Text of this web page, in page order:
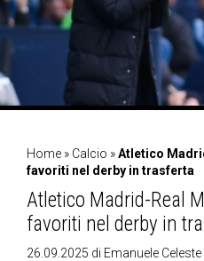
Home » Calcio »Atletico
favoriti nel derby in trasferta
Atletico Madrid-Real
favoriti nel derby in
26.09.2025 di Emanuele Celeste